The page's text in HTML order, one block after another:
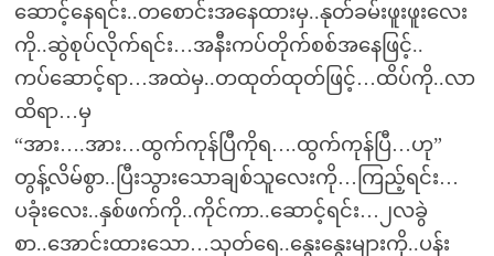
ဆောင့်နေရင်း..တစောင်းအနေထားမှ..နုတ်ခမ်းဖူးဖူးလေး
ကို..ဆွဲစုပ်လိုက်ရင်း…အနီးကပ်တိုက်စစ်အနေဖြင့်..
ကပ်ဆောင့်ရာ…အထဲမှ..တထုတ်ထုတ်ဖြင့်…ထိပ်ကို..လာ
ထိရာ…မှ
“အား….အား…ထွက်ကုန်ပြီကိုရ….ထွက်ကုန်ပြီ…ဟု”
တွန့်လိမ်စွာ..ပြီးသွားသောချစ်သူလေးကို…ကြည့်ရင်း…
ပခုံးလေး..နှစ်ဖက်ကို..ကိုင်ကာ..ဆောင့်ရင်း…၂လခွဲ
စာ..အောင်းထားသော…သုတ်ရေ..နွေးနွေးများကို..ပန်း